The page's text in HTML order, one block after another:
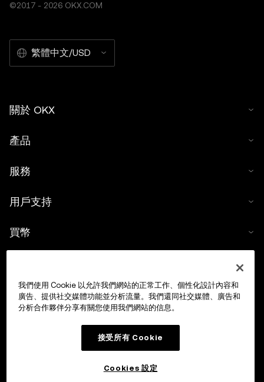
©2017 - 2026 OKX.COM
繁體中文/USD
關於 OKX
產品
服務
用戶支持
買幣
交易
我們使用 Cookie 以允許我們網站的正常工作、個性化設計內容和
廣告、提供社交媒體功能並分析流量。我們還同社交媒體、廣告和
分析合作夥伴分享有關您使用我們網站的信息。
接受所有 Cookie
Cookies 設定